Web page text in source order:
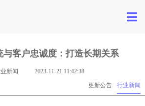
与客户忠诚度：打造长期关系
新闻
2023-11-21 11:42:38
行业新闻
更新公告